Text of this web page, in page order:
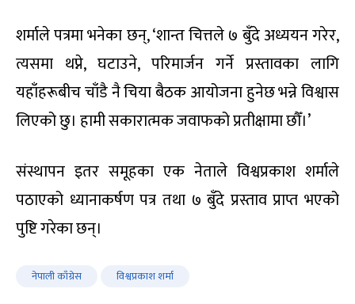
शर्माले पत्रमा भनेका छन्, ‘शान्त चित्तले ७ बुँदे अध्ययन गरेर,
त्यसमा थप्ने, घटाउने, परिमार्जन गर्ने प्रस्तावका लागि
यहाँहरूबीच चाँडै नै चिया बैठक आयोजना हुनेछ भन्ने विश्वास
लिएको छु। हामी सकारात्मक जवाफको प्रतीक्षामा छौँ।’
संस्थापन इतर समूहका एक नेताले विश्वप्रकाश शर्माले
पठाएको ध्यानाकर्षण पत्र तथा ७ बुँदे प्रस्ताव प्राप्त भएको
पुष्टि गरेका छन्।
नेपाली काँग्रेस विश्वप्रकाश शर्मा